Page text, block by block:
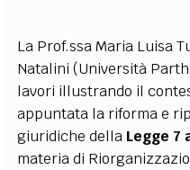
La Prof.ssa Maria Luisa
Natalini (Università
lavori illustrando il
appuntata la riforma e
giuridiche della Legge 7
materia di